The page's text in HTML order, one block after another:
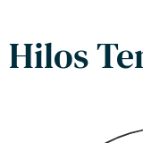
Hilos